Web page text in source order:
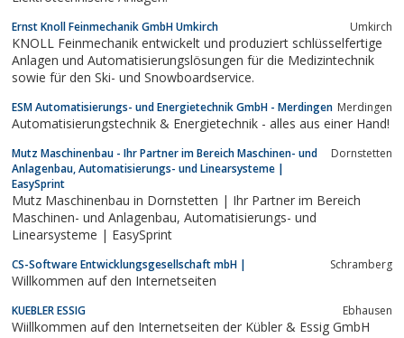
Ernst Knoll Feinmechanik GmbH Umkirch Umkirch
KNOLL Feinmechanik entwickelt und produziert schlüsselfertige
Anlagen und Automatisierungslösungen für die Medizintechnik
sowie für den Ski- und Snowboardservice.
ESM Automatisierungs- und Energietechnik GmbH - Merdingen Merdingen
Automatisierungstechnik & Energietechnik - alles aus einer Hand!
Mutz Maschinenbau - Ihr Partner im Bereich Maschinen- und
Anlagenbau, Automatisierungs- und Linearsysteme |
EasySprint
Dornstetten
Mutz Maschinenbau in Dornstetten | Ihr Partner im Bereich
Maschinen- und Anlagenbau, Automatisierungs- und
Linearsysteme | EasySprint
CS-Software Entwicklungsgesellschaft mbH | Schramberg
Willkommen auf den Internetseiten
KUEBLER ESSIG Ebhausen
Wiillkommen auf den Internetseiten der Kübler & Essig GmbH